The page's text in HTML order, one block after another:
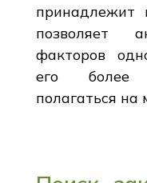
принадлежит
позволяет
факторов
его более
полагаться на